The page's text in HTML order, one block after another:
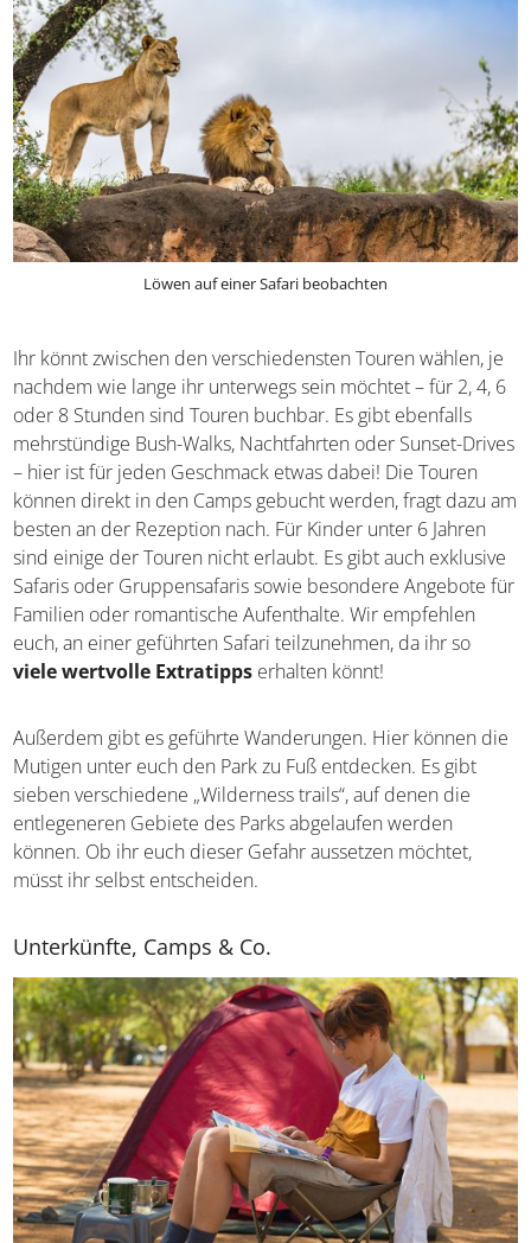
Löwen auf einer Safari beobachten
Ihr könnt zwischen den verschiedensten Touren wählen,
je nachdem wie lange ihr unterwegs sein möchtet – für 2,
4, 6 oder 8 Stunden sind Touren buchbar. Es gibt
ebenfalls mehrstündige Bush-Walks, Nachtfahrten oder
Sunset-Drives – hier ist für jeden Geschmack etwas
dabei! Die Touren können direkt in den Camps gebucht
werden, fragt dazu am besten an der Rezeption nach. Für
Kinder unter 6 Jahren sind einige der Touren nicht
erlaubt. Es gibt auch exklusive Safaris oder
oder romantische Aufenthalte. Wir empfehlen euch, an
einer geführten Safari teilzunehmen, da ihr soviele
wertvolle Extratippserhalten könnt!
Außerdem gibt es geführte Wanderungen. Hier können
die Mutigen unter euch den Park zu Fuß entdecken. Es
die entlegeneren Gebiete des Parks abgelaufen werden
können. Ob ihr euch dieser Gefahr aussetzen möchtet,
müsst ihr selbst entscheiden.
Unterkünfte, Camps & Co.